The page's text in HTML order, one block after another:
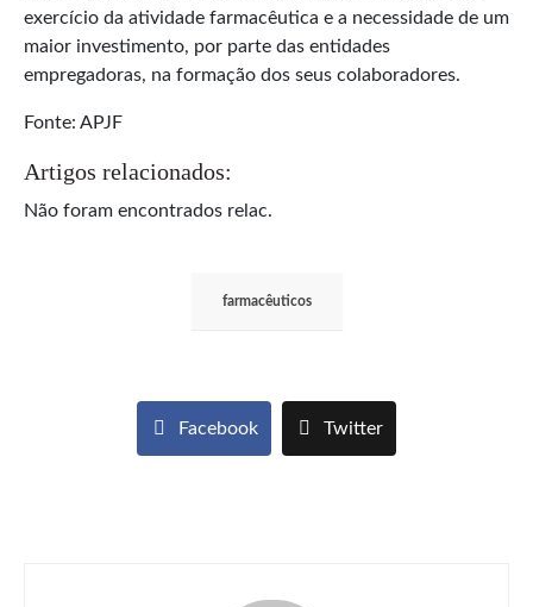
exercício da atividade farmacêutica e a necessidade de um
maior investimento, por parte das entidades
empregadoras, na formação dos seus colaboradores.
Fonte: APJF
Artigos relacionados:
Não foram encontrados relac.
farmacêuticos
Facebook Twitter